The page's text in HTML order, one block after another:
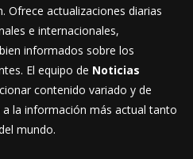
Ofrece actualizaciones diarias
e internacionales,
informados sobre los
El equipo de Noticias
contenido variado y de
la información más actual tanto
mundo.